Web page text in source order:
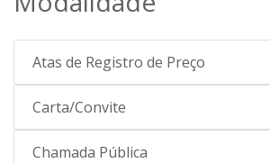
Atas de Registro de Preço
Carta/Convite
Chamada Pública